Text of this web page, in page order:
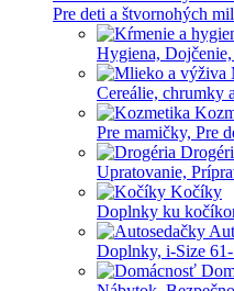
Pre deti a štvornohých
Hygiena, Dojčenie,
Cereálie, chrumky
Pre mamičky, Pre
Upratovanie,
Kočíky
Doplnky ku
Doplnky, i-Size